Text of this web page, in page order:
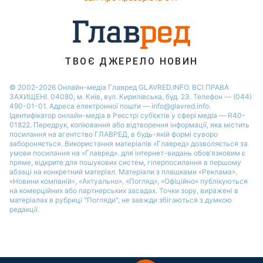
ТВОЄ ДЖЕРЕЛО НОВИН
© 2002-2026 Онлайн-медіа Главред GLAVRED.INFO. ВСІ ПРАВА
ЗАХИЩЕНІ. 04080, м. Київ, вул. Кирилівська, буд. 23. Телефон — (044)
490-01-01. Адреса електронної пошти — info@glavred.info.
Ідентифікатор онлайн-медіа в Реєстрі суб’єктів у сфері медіа — R40-
01822. Передрук, копіювання або відтворення інформації, яка містить
посилання на агентство ГЛАВРЕД, в будь-якій формi суворо
забороняється. Використання матеріалів «Главред» дозволяється за
умови посилання на «Главред». для інтернет-видань обов’язковим є
пряме, відкрите для пошукових систем, гіперпосилання в першому
абзаці на конкретний матеріал. Матеріали з плашками «Реклама»,
«Новини компаній», «Актуально», «Погляд», «Офіційно» публікуються
на комерційних або партнерських засадах. Точки зору, виражені в
матеріалах в рубриці "Погляди", не завжди збігаються з думкою
редакції.